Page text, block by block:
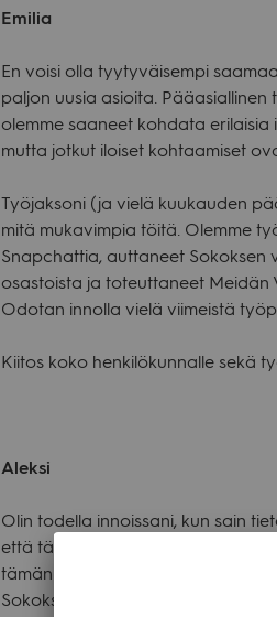
Emi­lia
En voisi olla tyy­ty­väi­sempi
pal­jon uusia asioita.
olemme saa­neet koh­data eri­lai­sia
mutta jot­kut iloi­set koh­taa­mi­set
Työ­jak­soni (ja vielä kuu­kau­den
mitä muka­vim­pia töitä. Olemme
Snapc­hat­tia, aut­ta­neet Sokok­sen
osas­toista ja toteut­ta­neet Mei­dän
Odo­tan innolla vielä vii­meistä
Kii­tos koko hen­ki­lö­kun­nalle sekä
Aleksi
Olin todella innois­sani, kun sain
että tästä tulee var­maan­kin
tämän kulu­neen kah­den vii­kon
Sokok­sen